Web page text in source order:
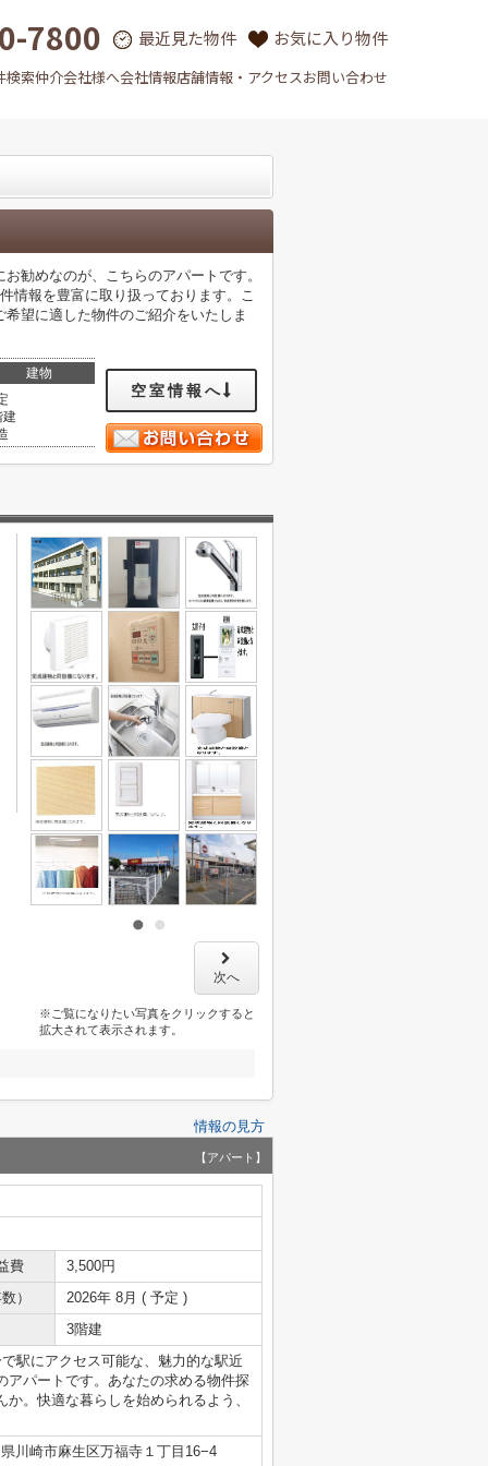
7800 最近見た物件 お気に入り物件
検索仲介会社様へ会社情報店舗情報・アクセスお問い合わせ
勧めなのが、こちらのアパートです。
情報を豊富に取り扱っております。こ
望に適した物件のご紹介をいたしま
建物
建
空室情報へ
次へ
※ご覧になりたい写真をクリックすると
拡大されて表示されます。
情報の見方
【アパート】
費
3,500円
）
2026年 8月 ( 予定 )
3階建
駅にアクセス可能な、魅力的な駅近
アパートです。あなたの求める物件探
。快適な暮らしを始められるよう、
川崎市麻生区万福寺１丁目16−4